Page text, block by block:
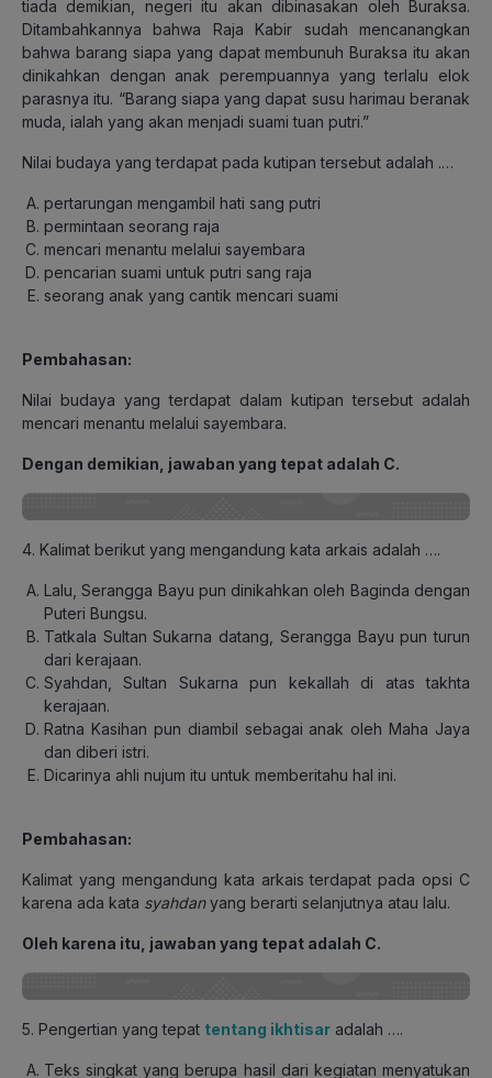
tiada demikian, negeri itu akan dibinasakan oleh Buraksa.
Ditambahkannya bahwa Raja Kabir sudah mencanangkan
bahwa barang siapa yang dapat membunuh Buraksa itu akan
dinikahkan dengan anak perempuannya yang terlalu elok
parasnya itu. “Barang siapa yang dapat susu harimau beranak
muda, ialah yang akan menjadi suami tuan putri.”
Nilai budaya yang terdapat pada kutipan tersebut adalah .…
pertarungan mengambil hati sang putri
permintaan seorang raja
mencari menantu melalui sayembara
pencarian suami untuk putri sang raja
seorang anak yang cantik mencari suami
Pembahasan:
Nilai budaya yang terdapat dalam kutipan tersebut adalah
mencari menantu melalui sayembara.
Dengan demikian, jawaban yang tepat adalah C.
4. Kalimat berikut yang mengandung kata arkais adalah ….
Lalu, Serangga Bayu pun dinikahkan oleh Baginda dengan
Puteri Bungsu.
Tatkala Sultan Sukarna datang, Serangga Bayu pun turun
dari kerajaan.
Syahdan, Sultan Sukarna pun kekallah di atas takhta
kerajaan.
Ratna Kasihan pun diambil sebagai anak oleh Maha Jaya
dan diberi istri.
Dicarinya ahli nujum itu untuk memberitahu hal ini.
Pembahasan:
Kalimat yang mengandung kata arkais terdapat pada opsi C
karena ada kata syahdanyang berarti selanjutnya atau lalu.
Oleh karena itu, jawaban yang tepat adalah C.
5. Pengertian yang tepat tentang ikhtisar adalah ….
Teks singkat yang berupa hasil dari kegiatan menyatukan